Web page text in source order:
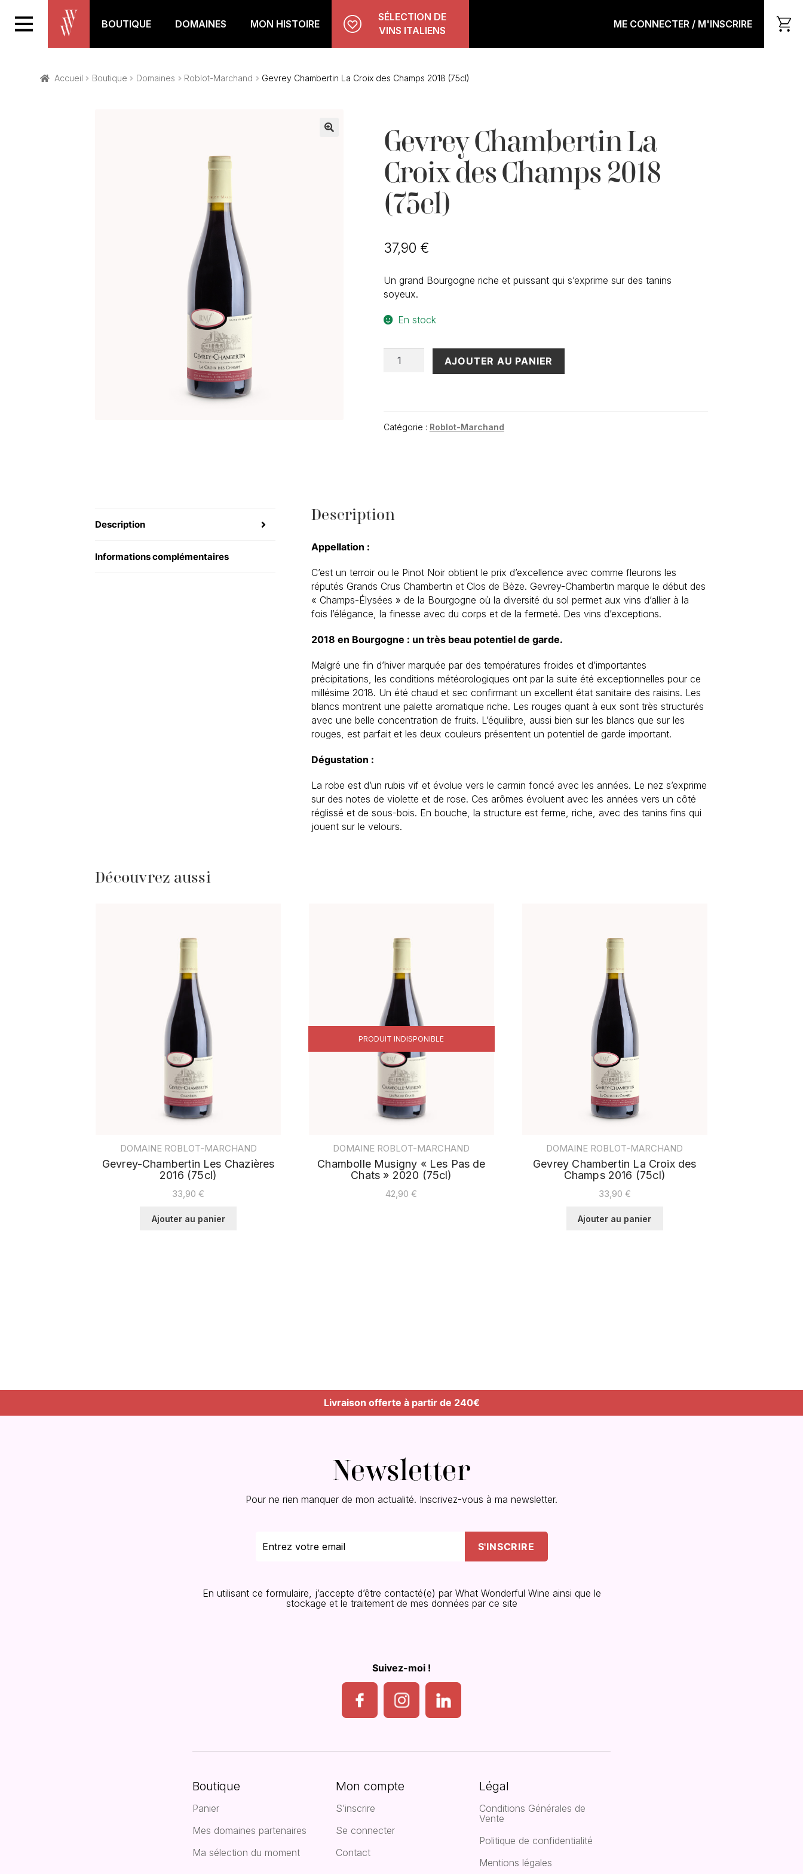
BOUTIQUE DOMAINES MON HISTOIRE
SÉLECTION DE
VINS ITALIENS
ME CONNECTER / M'INSCRIRE
Accueil Boutique Domaines Roblot-Marchand Gevrey Chambertin La Croix des Champs 2018 (75cl)
Gevrey Chambertin La
Croix des Champs 2018
(75cl)
37,90 €
Un grand Bourgogne riche et puissant qui s’exprime sur des tanins
soyeux.
En stock
quantité
Croix
AJOUTER AU PANIER
Catégorie : Roblot-Marchand
Description
Informations complémentaires
Description
Appellation :
C’est un terroir ou le Pinot Noir obtient le prix d’excellence avec comme fleurons les
réputés Grands Crus Chambertin et Clos de Bèze. Gevrey-Chambertin marque le début des
« Champs-Élysées » de la Bourgogne où la diversité du sol permet aux vins d’allier à la
fois l’élégance, la finesse avec du corps et de la fermeté. Des vins d’exceptions.
2018 en Bourgogne : un très beau potentiel de garde.
Malgré une fin d’hiver marquée par des températures froides et d’importantes
précipitations, les conditions météorologiques ont par la suite été exceptionnelles pour ce
millésime 2018. Un été chaud et sec confirmant un excellent état sanitaire des raisins. Les
blancs montrent une palette aromatique riche. Les rouges quant à eux sont très structurés
avec une belle concentration de fruits. L’équilibre, aussi bien sur les blancs que sur les
rouges, est parfait et les deux couleurs présentent un potentiel de garde important.
Dégustation :
La robe est d’un rubis vif et évolue vers le carmin foncé avec les années. Le nez s’exprime
sur des notes de violette et de rose. Ces arômes évoluent avec les années vers un côté
réglissé et de sous-bois. En bouche, la structure est ferme, riche, avec des tanins fins qui
jouent sur le velours.
Découvrez aussi
DOMAINE ROBLOT-MARCHAND
Gevrey-Chambertin Les Chazières
2016 (75cl)
33,90€
Ajouter au panier
DOMAINE ROBLOT-MARCHAND
Chambolle Musigny « Les Pas de
Chats » 2020 (75cl)
42,90€
DOMAINE ROBLOT-MARCHAND
Gevrey Chambertin La Croix des
Champs 2016 (75cl)
33,90 €
Ajouter au panier
Livraison offerte à partir de 240€
Newsletter
Pour ne rien manquer de mon actualité. Inscrivez-vous à ma newsletter.
En utilisant ce formulaire, j’accepte d’être contacté(e) par What Wonderful Wine ainsi que le
stockage et le traitement de mes données par ce site
Suivez-moi !
Boutique
Panier
Mes domaines partenaires
Ma sélection du moment
Mon compte
S’inscrire
Se connecter
Contact
Légal
Conditions Générales de
Vente
Politique de confidentialité
Mentions légales